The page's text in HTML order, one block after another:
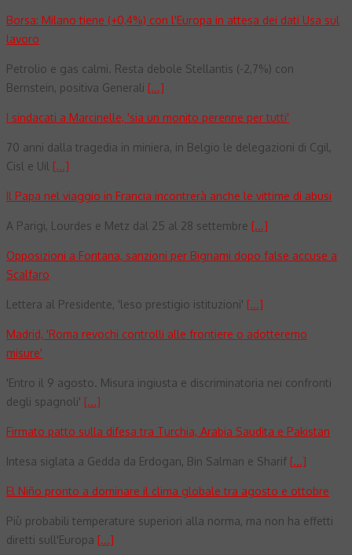
Borsa: Milano tiene (+0,4%) con l'Europa in attesa dei dati Usa sul
lavoro
Petrolio e gas calmi. Resta debole Stellantis (-2,7%) con
Bernstein, positiva Generali [...]
I sindacati a Marcinelle, 'sia un monito perenne per tutti'
70 anni dalla tragedia in miniera, in Belgio le delegazioni di Cgil,
Cisl e Uil [...]
Il Papa nel viaggio in Francia incontrerà anche le vittime di abusi
A Parigi, Lourdes e Metz dal 25 al 28 settembre [...]
Opposizioni a Fontana, sanzioni per Bignami dopo false accuse a
Scalfaro
Lettera al Presidente, 'leso prestigio istituzioni' [...]
Madrid, 'Roma revochi controlli alle frontiere o adotteremo
misure'
'Entro il 9 agosto. Misura ingiusta e discriminatoria nei confronti
degli spagnoli' [...]
Firmato patto sulla difesa tra Turchia, Arabia Saudita e Pakistan
Intesa siglata a Gedda da Erdogan, Bin Salman e Sharif [...]
El Niño pronto a dominare il clima globale tra agosto e ottobre
Più probabili temperature superiori alla norma, ma non ha effetti
diretti sull'Europa [...]